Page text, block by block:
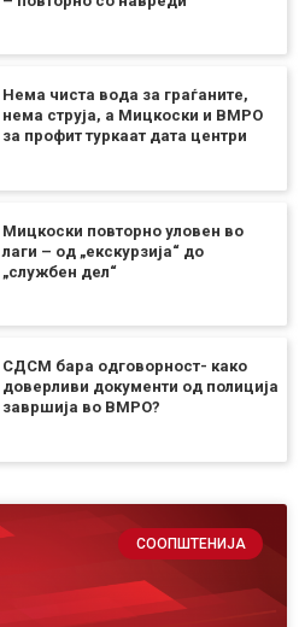
Нема чиста вода за граѓаните,
нема струја, а Мицкоски и ВМРО
за профит туркаат дата центри
Мицкоски повторно уловен во
лаги – од „екскурзија“ до
„службен дел“
СДСМ бара одговорност- како
доверливи документи од полиција
завршија во ВМРО?
СООПШТЕНИЈА